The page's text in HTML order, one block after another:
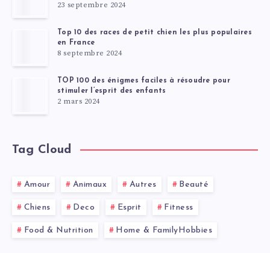
23 septembre 2024
Top 10 des races de petit chien les plus populaires
en France
8 septembre 2024
TOP 100 des énigmes faciles à résoudre pour
stimuler l’esprit des enfants
2 mars 2024
Tag Cloud
Amour Animaux Autres Beauté
Chiens Deco Esprit Fitness
Food & Nutrition Home & FamilyHobbies